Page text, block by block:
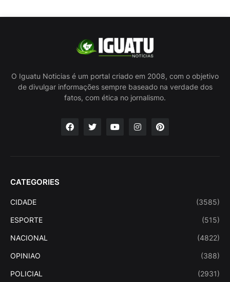
O Iguatu Noticias é um portal criado em 2008, com o objetivo
de divulgar informações sempre baseado na verdade dos
fatos, com ética no jornalismo.
CATEGORIES
CIDADE (3585)
ESPORTE (515)
NACIONAL (4822)
OPINIAO (388)
POLICIAL (2931)